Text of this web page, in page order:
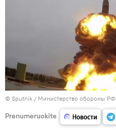
© Sputnik / Министерство обороны РФ
Prenumeruokite